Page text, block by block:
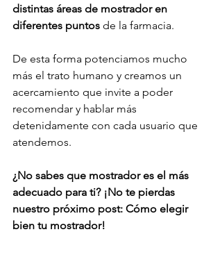
distintas áreas de mostrador en
diferentes puntos de la farmacia.
De esta forma potenciamos mucho
más el trato humano y creamos un
acercamiento que invite a poder
recomendar y hablar más
detenidamente con cada usuario que
atendemos.
¿No sabes que mostrador es el más
adecuado para ti? ¡No te pierdas
nuestro próximo post: Cómo elegir
bien tu mostrador!